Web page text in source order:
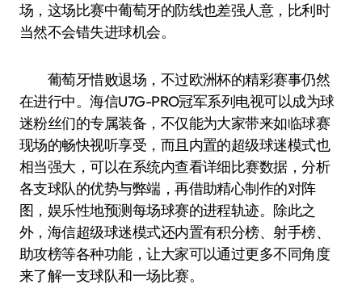
场，这场比赛中葡萄牙的防线也差强人意，比利时
当然不会错失进球机会。
葡萄牙惜败退场，不过欧洲杯的精彩赛事仍然
在进行中。海信U7G-PRO冠军系列电视可以成为球
迷粉丝们的专属装备，不仅能为大家带来如临球赛
现场的畅快视听享受，而且内置的超级球迷模式也
相当强大，可以在系统内查看详细比赛数据，分析
各支球队的优势与弊端，再借助精心制作的对阵
图，娱乐性地预测每场球赛的进程轨迹。除此之
外，海信超级球迷模式还内置有积分榜、射手榜、
助攻榜等各种功能，让大家可以通过更多不同角度
来了解一支球队和一场比赛。